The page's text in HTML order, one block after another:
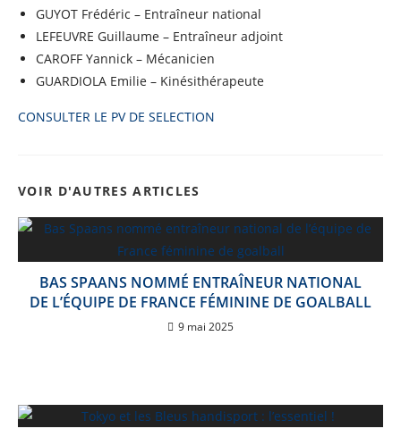
GUYOT Frédéric – Entraîneur national
LEFEUVRE Guillaume – Entraîneur adjoint
CAROFF Yannick – Mécanicien
GUARDIOLA Emilie – Kinésithérapeute
CONSULTER LE PV DE SELECTION
VOIR D'AUTRES ARTICLES
BAS SPAANS NOMMÉ ENTRAÎNEUR NATIONAL
DE L’ÉQUIPE DE FRANCE FÉMININE DE GOALBALL
9 mai 2025